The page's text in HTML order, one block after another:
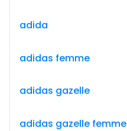
adida
adidas femme
adidas gazelle
adidas gazelle femme